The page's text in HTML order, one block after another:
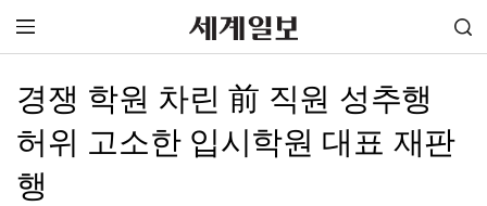
경쟁 학원 차린 前 직원 성추행
허위 고소한 입시학원 대표 재판
행